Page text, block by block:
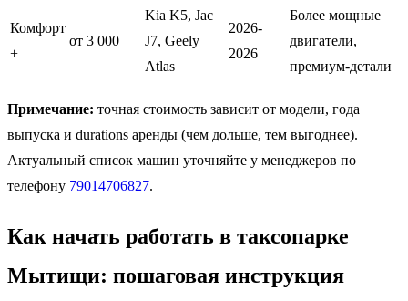
Комфорт
+
от 3 000
Kia K5, Jac
J7, Geely
Atlas
2026-
2026
Более мощные
двигатели,
премиум-детали
Примечание: точная стоимость зависит от модели, года
выпуска и durations аренды (чем дольше, тем выгоднее).
Актуальный список машин уточняйте у менеджеров по
телефону 79014706827.
Как начать работать в таксопарке
Мытищи: пошаговая инструкция